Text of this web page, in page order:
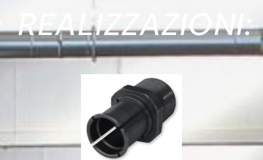
REALIZZAZIONI: